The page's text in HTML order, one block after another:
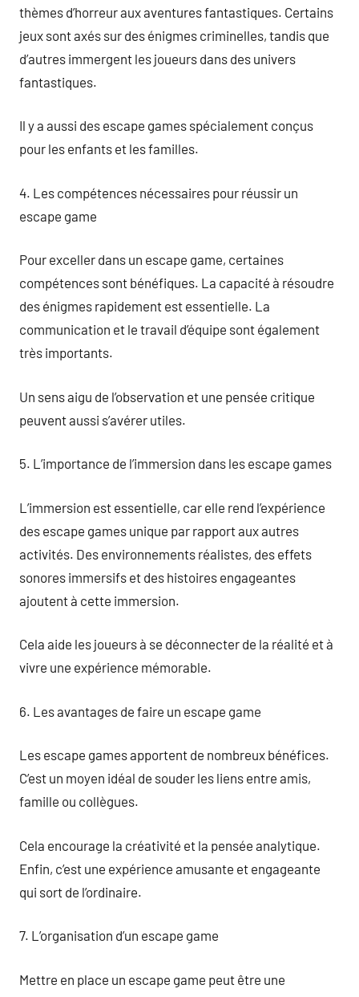
thèmes d’horreur aux aventures fantastiques. Certains
jeux sont axés sur des énigmes criminelles, tandis que
d’autres immergent les joueurs dans des univers
fantastiques.
Il y a aussi des escape games spécialement conçus
pour les enfants et les familles.
4. Les compétences nécessaires pour réussir un
escape game
Pour exceller dans un escape game, certaines
compétences sont bénéfiques. La capacité à résoudre
des énigmes rapidement est essentielle. La
communication et le travail d’équipe sont également
très importants.
Un sens aigu de l’observation et une pensée critique
peuvent aussi s’avérer utiles.
5. L’importance de l’immersion dans les escape games
L’immersion est essentielle, car elle rend l’expérience
des escape games unique par rapport aux autres
activités. Des environnements réalistes, des effets
sonores immersifs et des histoires engageantes
ajoutent à cette immersion.
Cela aide les joueurs à se déconnecter de la réalité et à
vivre une expérience mémorable.
6. Les avantages de faire un escape game
Les escape games apportent de nombreux bénéfices.
C’est un moyen idéal de souder les liens entre amis,
famille ou collègues.
Cela encourage la créativité et la pensée analytique.
Enfin, c’est une expérience amusante et engageante
qui sort de l’ordinaire.
7. L’organisation d’un escape game
Mettre en place un escape game peut être une